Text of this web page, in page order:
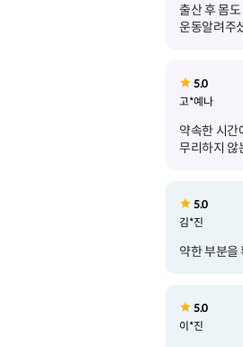
출산 후 몸
운동알려주
5.0
고*예나
약속한 시간
무리하지 않
5.0
김*진
약한 부분을
5.0
이*진